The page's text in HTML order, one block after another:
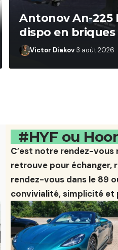
Antonov An-225
dispo en briques
Victor Diakov 3 août 2026
#HYF ou
C’est notre rendez-
retrouve pour échanger,
rendez-vous dans le 89
convivialité, simplicité et